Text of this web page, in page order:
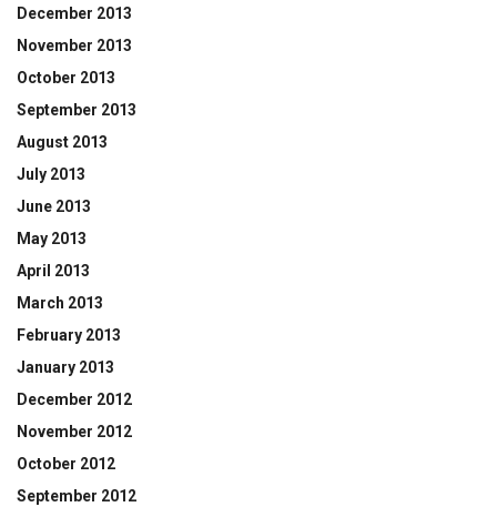
December 2013
November 2013
October 2013
September 2013
August 2013
July 2013
June 2013
May 2013
April 2013
March 2013
February 2013
January 2013
December 2012
November 2012
October 2012
September 2012